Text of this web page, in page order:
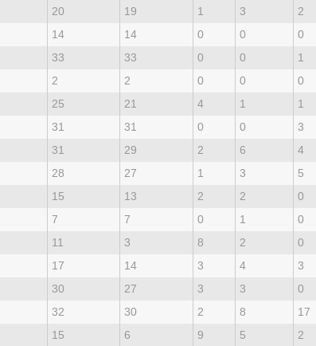
20 19 1 3
2
14 14 0 0
0
33 33 0 0
1
2 2 0 0
0
25 21 4 1
1
31 31 0 0
3
31 29 2 6
4
28 27 1 3
5
15 13 2 2
0
7 7 0 1
0
11 3 8 2
0
17 14 3 4
3
30 27 3 3
0
32 30 2 8
17
15 6 9 5
2